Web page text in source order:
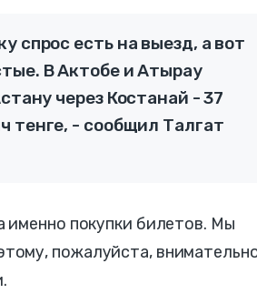
спрос есть на выезд, а вот
В Актобе и Атырау
через Костанай - 37
тенге, - сообщил Талгат
именно покупки билетов. Мы
пожалуйста,